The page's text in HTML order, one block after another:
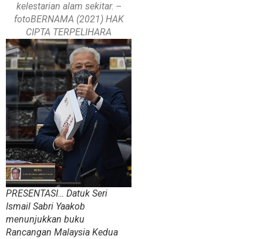
kelestarian alam sekitar. --
fotoBERNAMA (2021) HAK
CIPTA TERPELIHARA
PRESENTASI… Datuk Seri
Ismail Sabri Yaakob
menunjukkan buku
Rancangan Malaysia Kedua